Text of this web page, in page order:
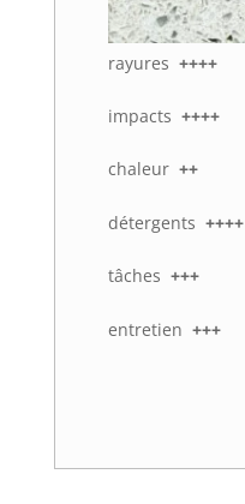
rayures ++++
impacts ++++
chaleur ++
détergents ++++
tâches +++
entretien +++